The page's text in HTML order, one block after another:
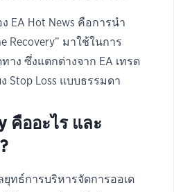
EA Hot News คือการนำ
Recovery” มาใช้ในการ
าง ซึ่งแตกต่างจาก EA เทรด
Stop Loss แบบธรรมดา
คืออะไร และ
ยุทธ์การบริหารจัดการออเด